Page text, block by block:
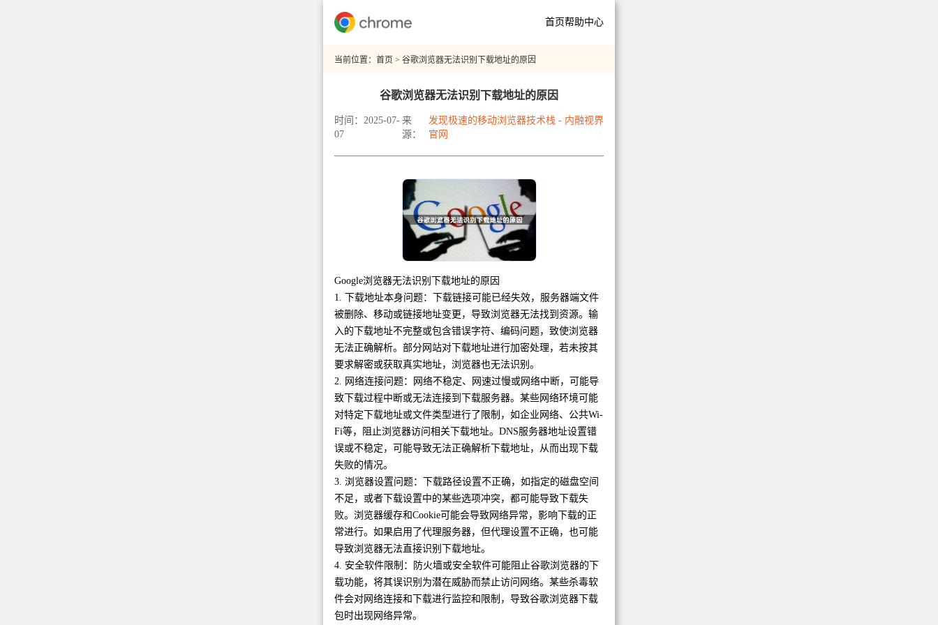
首页帮助中心
当前位置： 首页 > 谷歌浏览器无法识别下载地址的原因
谷歌浏览器无法识别下载地址的原因
时间：2025-07-
07
来
源：
发现极速的移动浏览器技术栈 - 内融视界
官网
Google浏览器无法识别下载地址的原因
1. 下载地址本身问题：下载链接可能已经失效，服务器端文件
被删除、移动或链接地址变更，导致浏览器无法找到资源。输
入的下载地址不完整或包含错误字符、编码问题，致使浏览器
无法正确解析。部分网站对下载地址进行加密处理，若未按其
要求解密或获取真实地址，浏览器也无法识别。
2. 网络连接问题：网络不稳定、网速过慢或网络中断，可能导
致下载过程中断或无法连接到下载服务器。某些网络环境可能
对特定下载地址或文件类型进行了限制，如企业网络、公共Wi-
Fi等，阻止浏览器访问相关下载地址。DNS服务器地址设置错
误或不稳定，可能导致无法正确解析下载地址，从而出现下载
失败的情况。
3. 浏览器设置问题：下载路径设置不正确，如指定的磁盘空间
不足，或者下载设置中的某些选项冲突，都可能导致下载失
败。浏览器缓存和Cookie可能会导致网络异常，影响下载的正
常进行。如果启用了代理服务器，但代理设置不正确，也可能
导致浏览器无法直接识别下载地址。
4. 安全软件限制：防火墙或安全软件可能阻止谷歌浏览器的下
载功能，将其误识别为潜在威胁而禁止访问网络。某些杀毒软
件会对网络连接和下载进行监控和限制，导致谷歌浏览器下载
包时出现网络异常。